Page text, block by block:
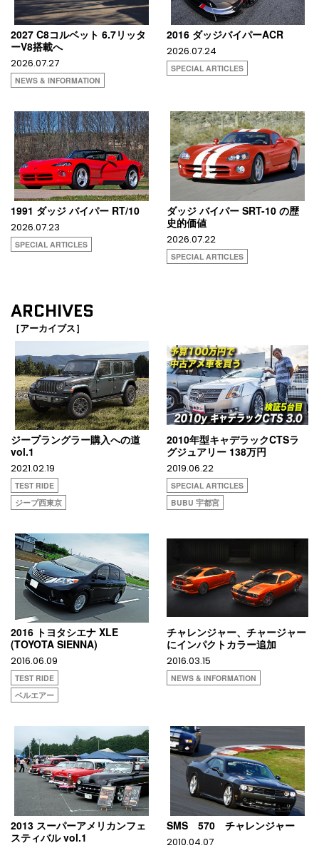
2027 C8コルベット 6.7リッタ
ーV8搭載へ
2026.07.27
NEWS & INFORMATION
2016 ダッジバイパーACR
2026.07.24
SPECIAL ARTICLES
1991 ダッジ バイパー RT/10
2026.07.23
SPECIAL ARTICLES
ダッジ バイパー SRT-10 の歴
史的価値
2026.07.22
SPECIAL ARTICLES
ARCHIVES
［アーカイブス］
ジープラングラー購入への道
vol.1
2021.02.19
TEST RIDE
ジープ西東京
2010年型キャデラックCTSラ
グジュアリー 138万円
2019.06.22
SPECIAL ARTICLES
BUBU 宇都宮
2016 トヨタシエナ XLE
(TOYOTA SIENNA)
2016.06.09
TEST RIDE
ベルエアー
チャレンジャー、チャージャー
にインパクトカラー追加
2016.03.15
NEWS & INFORMATION
2013 スーパーアメリカンフェ
スティバル vol.1
SMS 570 チャレンジャー
2010.04.07